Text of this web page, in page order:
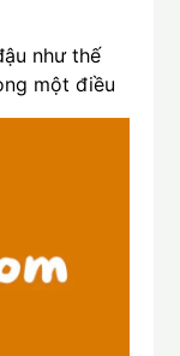
như thế
một điều